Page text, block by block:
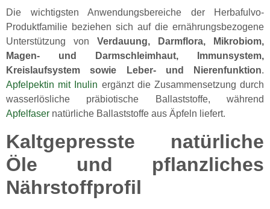
Die wichtigsten Anwendungsbereiche der Herbafulvo-
Produktfamilie beziehen sich auf die ernährungsbezogene
Unterstützung von Verdauung, Darmflora, Mikrobiom,
Magen- und Darmschleimhaut, Immunsystem,
Kreislaufsystem sowie Leber- und Nierenfunktion.
Apfelpektin mit Inulin ergänzt die Zusammensetzung durch
wasserlösliche präbiotische Ballaststoffe, während
Apfelfaser natürliche Ballaststoffe aus Äpfeln liefert.
Kaltgepresste natürliche
Öle und pflanzliches
Nährstoffprofil